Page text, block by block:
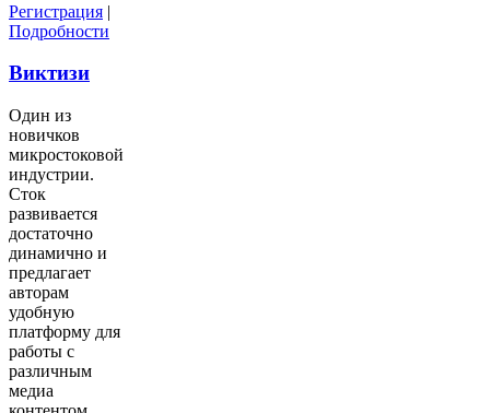
Регистрация |
Подробности
Виктизи
Один из
новичков
микростоковой
индустрии.
Сток
развивается
достаточно
динамично и
предлагает
авторам
удобную
платформу для
работы с
различным
медиа